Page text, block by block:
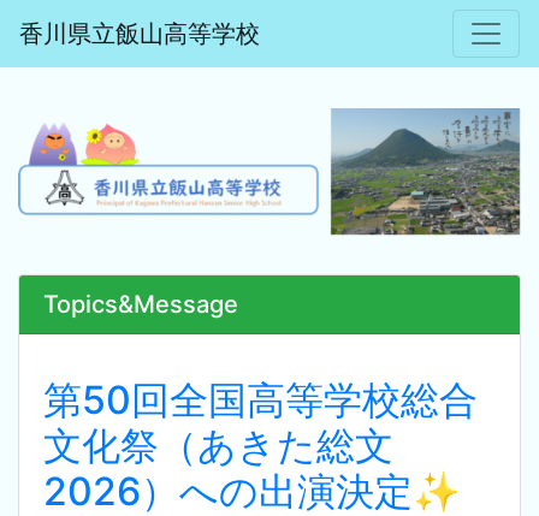
香川県立飯山高等学校
Topics&Message
第50回全国高等学校総合
文化祭（あきた総文
2026）への出演決定✨